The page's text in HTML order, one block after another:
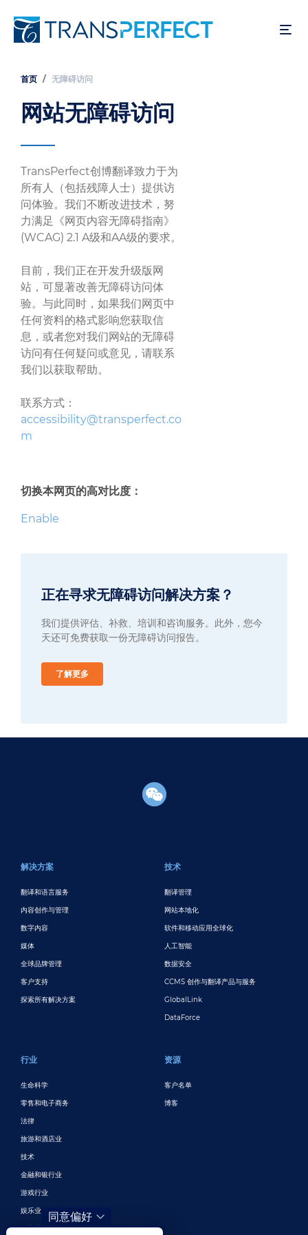
转
容
面
包
屑
首页 无障碍访问
网站无障碍访问
TransPerfect创博翻译致力于为
所有人（包括残障人士）提供访
问体验。我们不断改进技术，努
力满足《网页内容无障碍指南》
(WCAG) 2.1 A级和AA级的要求。
目前，我们正在开发升级版网
站，可显著改善无障碍访问体
验。与此同时，如果我们网页中
任何资料的格式影响您获取信
息，或者您对我们网站的无障碍
访问有任何疑问或意见，请联系
我们以获取帮助。
联系方式：
accessibility@transperfect.co
m
切换本网页的高对比度：
Enable
正在寻求无障碍访问解决方案？
我们提供评估、补救、培训和咨询服务。此外，您今
天还可免费获取一份无障碍访问报告。
了解更多
解决方案
翻译和语言服务
内容创作与管理
数字内容
媒体
全球品牌管理
客户支持
探索所有解决方案
技术
翻译管理
网站本地化
软件和移动应用全球化
人工智能
数据安全
CCMS 创作与翻译产品与服务
GlobalLink
DataForce
行业
生命科学
零售和电子商务
法律
旅游和酒店业
技术
金融和银行业
游戏行业
娱乐业
数字营销与广告
资源
客户名单
博客
同意偏好